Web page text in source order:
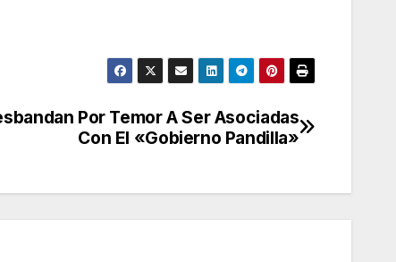
Por Temor A Ser Asociadas
Con El «Gobierno Pandilla»